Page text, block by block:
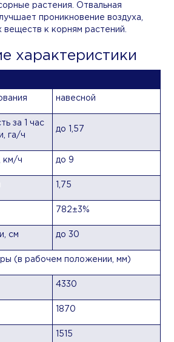
растения. Отвальная
проникновение воздуха,
веществ к корням растений.
характеристики
навесной
за 1 час
га/ч
до 1,57
км/ч до 9
1,75
782±3%
см до 30
(в рабочем положении, мм)
4330
1870
1515